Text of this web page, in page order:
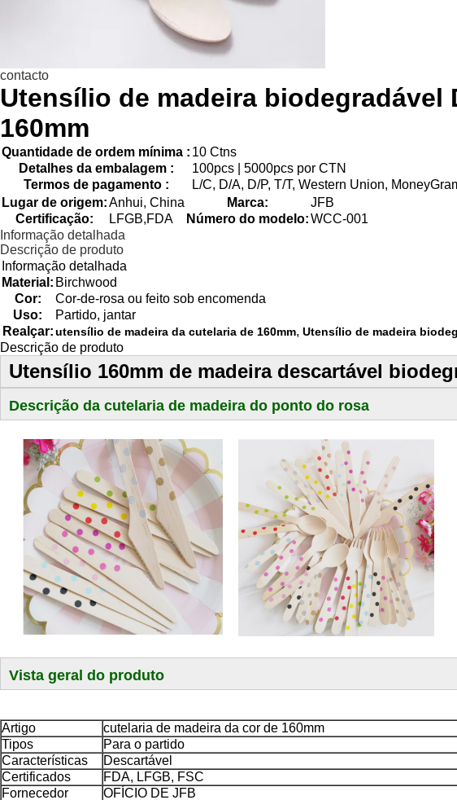
contacto
Utensílio de madeira
160mm
Quantidade de ordem mínima : 10 Ctns
Detalhes da embalagem :
100pcs | 5000pcs por CTN
Termos de pagamento :
L/C, D/A, D/P, T/T, Western Union,
Lugar de origem:Anhui, China Marca:
JFB
Certificação:
LFGB,FDA Número do modelo:WCC-001
Informação detalhada
Descrição de produto
Informação detalhada
Material: Birchwood
Cor:
Cor-de-rosa ou feito sob encomenda
Uso:
Partido, jantar
Realçar:utensílio de madeira da cutelaria de 160mm, Utensílio de madeira
Descrição de produto
Utensílio 160mm de madeira descartável
Descrição da cutelaria de madeira do ponto do rosa
Vista geral do produto
Artigo
cutelaria de madeira da cor de 160mm
Tipos
Para o partido
Características
Descartável
Certificados
FDA, LFGB, FSC
Fornecedor
OFÍCIO DE JFB